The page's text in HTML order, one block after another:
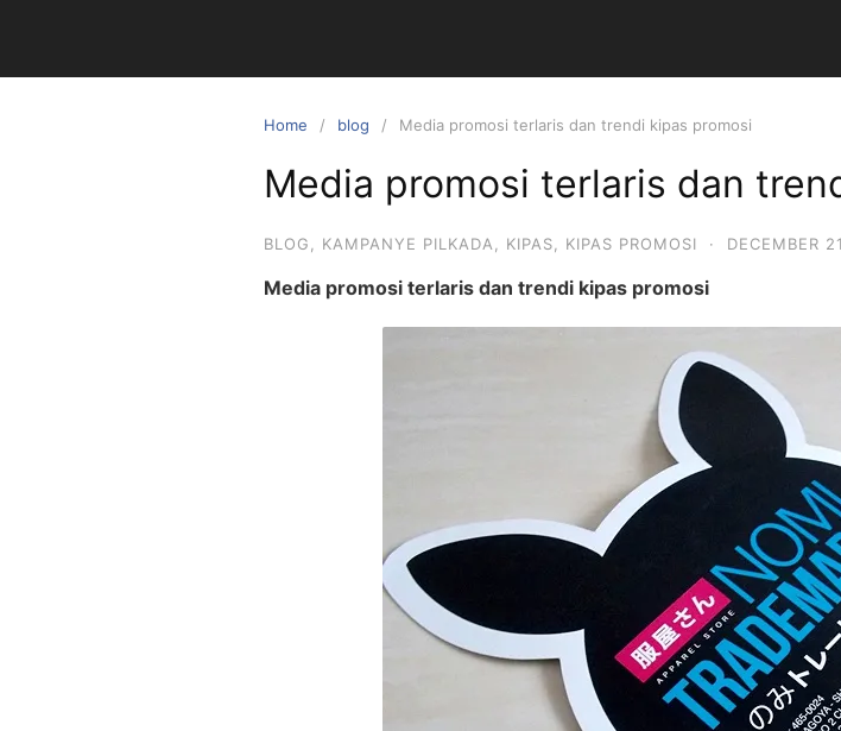
content
Home blog Media promosi terlaris dan trendi kipas promosi
Media promosi terlaris dan
BLOG KAMPANYE PILKADA KIPAS KIPAS PROMOSI · DECEMBER
Media promosi terlaris dan trendi kipas promosi